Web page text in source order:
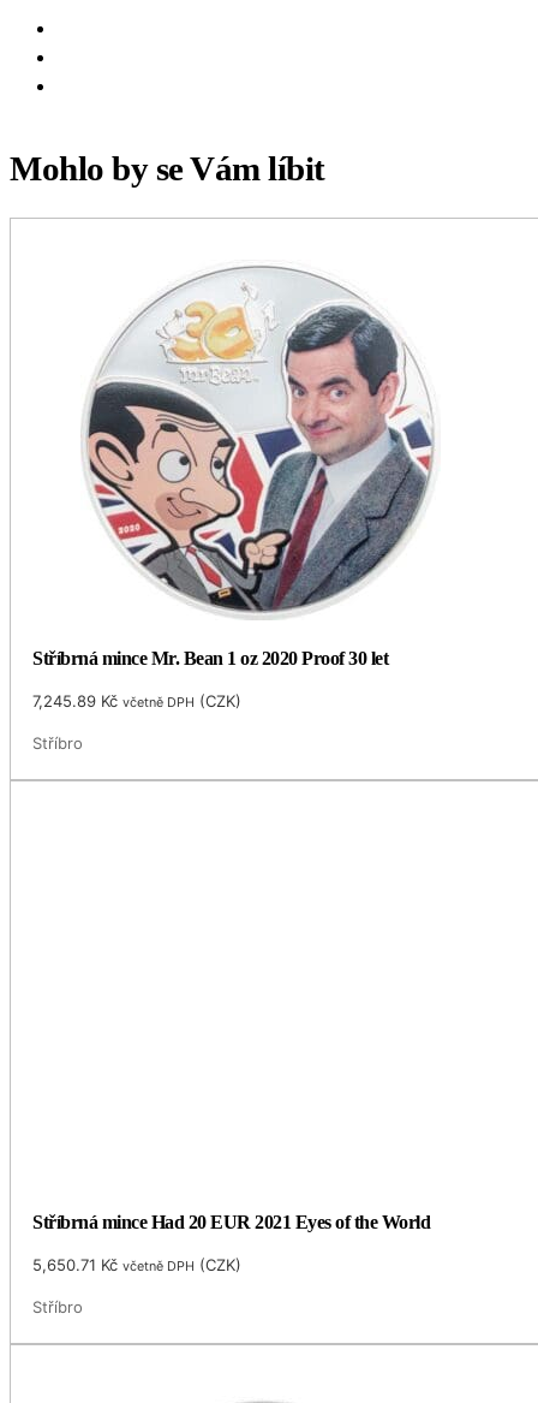
Mohlo by se Vám líbit
Stříbrná mince Mr. Bean 1 oz 2020 Proof 30 let
7,245.89 Kč včetně DPH (CZK)
Stříbro
Stříbrná mince Had 20 EUR 2021 Eyes of the World
5,650.71 Kč včetně DPH (CZK)
Stříbro